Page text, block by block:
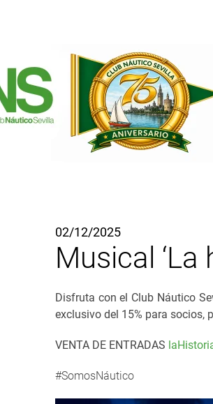
02/12/2025
Musical ‘La
Disfruta con el Club Náutico
exclusivo del 15% para socios,
VENTA DE ENTRADAS
#SomosNáutico